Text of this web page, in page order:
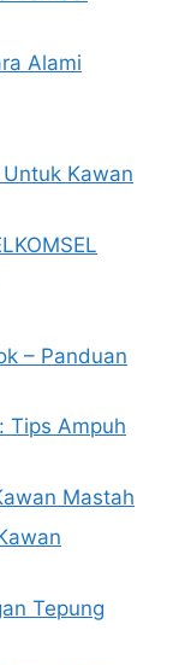
Alami
Kawan
– Panduan
Tips Ampuh
Mastah
Tepung